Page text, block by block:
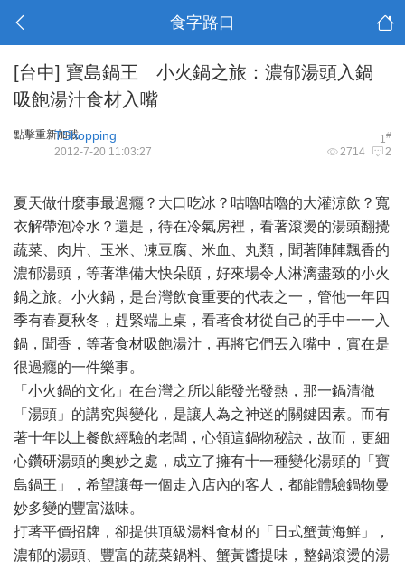
食字路口
[台中] 寶島鍋王 小火鍋之旅：濃郁湯頭入鍋
吸飽湯汁食材入嘴
點擊重新加載 1#
TShopping
2714 2
2012-7-20 11:03:27
夏天做什麼事最過癮？大口吃冰？咕嚕咕嚕的大灌涼飲？寬
衣解帶泡冷水？還是，待在冷氣房裡，看著滾燙的湯頭翻攪
蔬菜、肉片、玉米、凍豆腐、米血、丸類，聞著陣陣飄香的
濃郁湯頭，等著準備大快朵頤，好來場令人淋漓盡致的小火
鍋之旅。小火鍋，是台灣飲食重要的代表之一，管他一年四
季有春夏秋冬，趕緊端上桌，看著食材從自己的手中一一入
鍋，聞香，等著食材吸飽湯汁，再將它們丟入嘴中，實在是
很過癮的一件樂事。
「小火鍋的文化」在台灣之所以能發光發熱，那一鍋清徹
「湯頭」的講究與變化，是讓人為之神迷的關鍵因素。而有
著十年以上餐飲經驗的老闆，心領這鍋物秘訣，故而，更細
心鑽研湯頭的奧妙之處，成立了擁有十一種變化湯頭的「寶
島鍋王」，希望讓每一個走入店內的客人，都能體驗鍋物曼
妙多變的豐富滋味。
打著平價招牌，卻提供頂級湯料食材的「日式蟹黃海鮮」，
濃郁的湯頭、豐富的蔬菜鍋料、蟹黃醬提味，整鍋滾燙的湯